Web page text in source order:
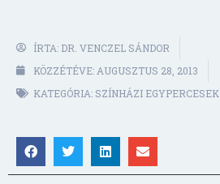
ÍRTA: DR. VENCZEL SÁNDOR
KÖZZÉTÉVE: AUGUSZTUS 28, 2013
KATEGÓRIA: SZÍNHÁZI EGYPERCESEK